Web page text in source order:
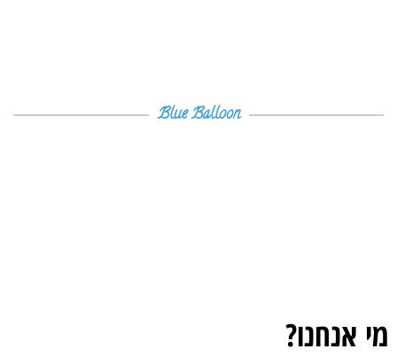
Blue Balloon
מי אנחנו?